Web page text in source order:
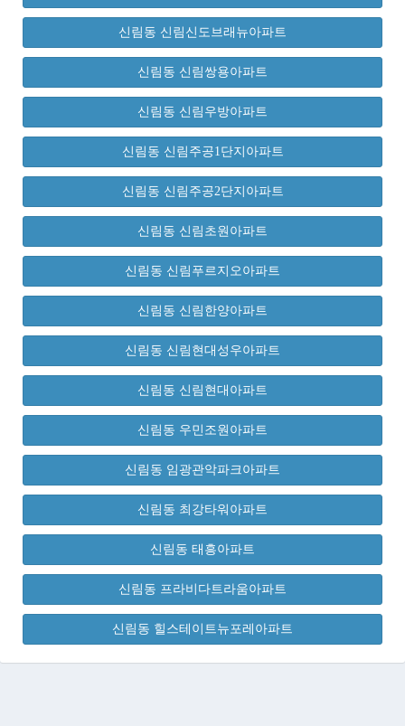
신림동 신림신도브래뉴아파트
신림동 신림쌍용아파트
신림동 신림우방아파트
신림동 신림주공1단지아파트
신림동 신림주공2단지아파트
신림동 신림초원아파트
신림동 신림푸르지오아파트
신림동 신림한양아파트
신림동 신림현대성우아파트
신림동 신림현대아파트
신림동 우민조원아파트
신림동 임광관악파크아파트
신림동 최강타워아파트
신림동 태흥아파트
신림동 프라비다트라움아파트
신림동 힐스테이트뉴포레아파트